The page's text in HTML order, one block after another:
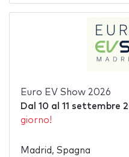
Euro EV Show 2026
Dal 10 al 11 settembre
giorno!
Madrid, Spagna